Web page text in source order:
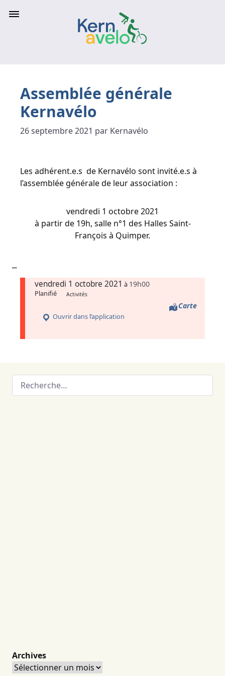
Assemblée générale
Kernavélo
26 septembre 2021 par Kernavélo
Les adhérent.e.s de Kernavélo sont invité.e.s à
l’assemblée générale de leur association :
vendredi 1 octobre 2021
à partir de 19h, salle n°1 des Halles Saint-
François à Quimper.
vendredi 1 octobre 2021 à 19h00
Planifié Activités
Carte
Ouvrir dans l’application
Archives
Archives